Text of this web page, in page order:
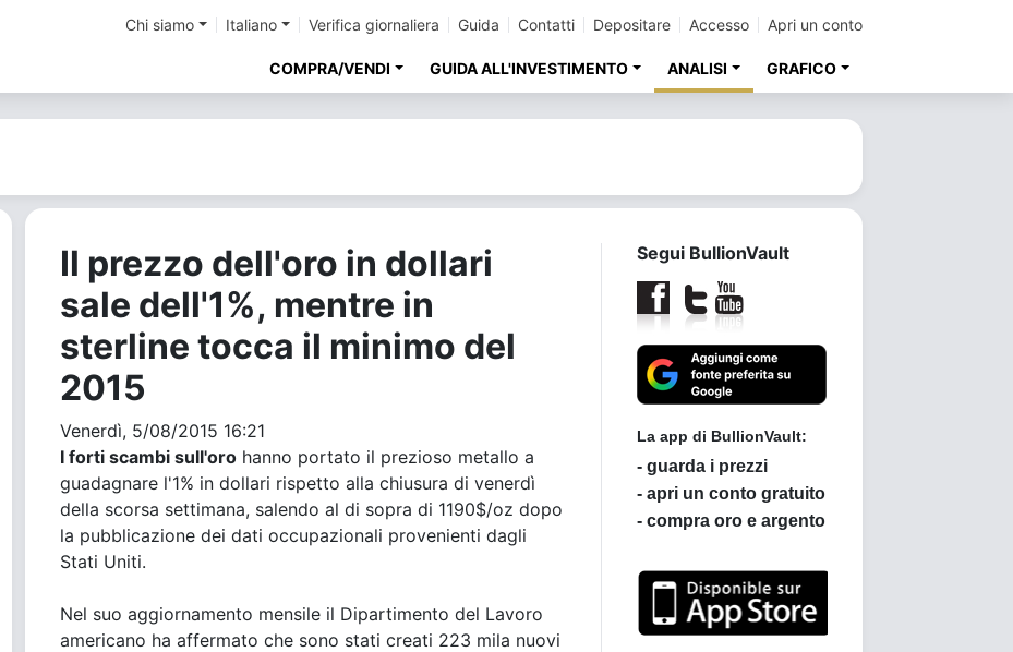
Chi siamo Italiano Verifica giornaliera Guida Contatti Depositare Accesso Apri un conto
COMPRA/VENDI GUIDA ALL'INVESTIMENTO ANALISI GRAFICO
Il prezzo dell'oro in dollari
sale dell'1%, mentre in
sterline tocca il minimo del
2015
Venerdì, 5/08/2015 16:21
I forti scambi sull'oro hanno portato il prezioso metallo a
guadagnare l'1% in dollari rispetto alla chiusura di venerdì
della scorsa settimana, salendo al di sopra di 1190$/oz dopo
la pubblicazione dei dati occupazionali provenienti dagli
Stati Uniti.
Nel suo aggiornamento mensile il Dipartimento del Lavoro
americano ha affermato che sono stati creati 223 mila nuovi
Segui BullionVault
Leggi le opinioni dei
clienti di BullionVault